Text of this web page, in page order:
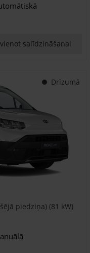
salīdzināšanai
Drīzumā
piedziņa) (81 kW)